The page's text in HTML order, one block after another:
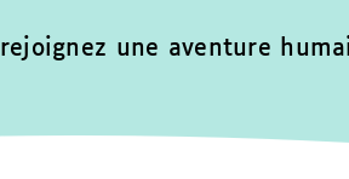
une aventure